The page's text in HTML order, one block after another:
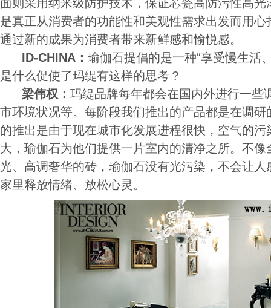
面则采用纳米级防护技术，保证芯瓷高防污性高
是真正从消费者的功能性和美观性需求出发而用
通过新的成果为消费者带来新鲜感和愉悦感。
ID-CHINA： 瑜伽石提倡的是一种“享受慢生活
是什么促使了玛缇有这样的思考？
梁伟权： 玛缇品牌每年都会在国内外进行一些
市环境状况等。每阶段我们推出的产品都是在调
的推出是由于现在城市化发展进程很快，空气的
大，瑜伽石为他们提供一片室内的清净之所。不
光、高调奢华的砖，瑜伽石没有光污染，不会让
家里释放情绪、放松心灵。